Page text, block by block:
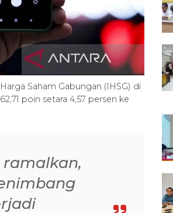
Saham Gabungan (IHSG) di
poin setara 4,57 persen ke
ramalkan,